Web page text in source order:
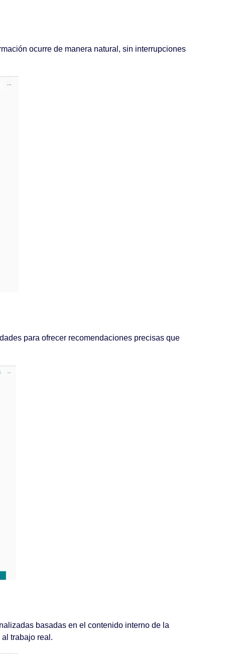
ocurre de manera natural, sin interrupciones
para ofrecer recomendaciones precisas que
basadas en el contenido interno de la
trabajo real.